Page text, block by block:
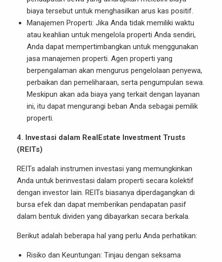
biaya tersebut untuk menghasilkan arus kas positif.
Manajemen Properti: Jika Anda tidak memiliki waktu
atau keahlian untuk mengelola properti Anda sendiri,
Anda dapat mempertimbangkan untuk menggunakan
jasa manajemen properti. Agen properti yang
berpengalaman akan mengurus pengelolaan penyewa,
perbaikan dan pemeliharaan, serta pengumpulan sewa.
Meskipun akan ada biaya yang terkait dengan layanan
ini, itu dapat mengurangi beban Anda sebagai pemilik
properti.
4. Investasi dalam RealEstate Investment Trusts
(REITs)
REITs adalah instrumen investasi yang memungkinkan
Anda untuk berinvestasi dalam properti secara kolektif
dengan investor lain. REITs biasanya diperdagangkan di
bursa efek dan dapat memberikan pendapatan pasif
dalam bentuk dividen yang dibayarkan secara berkala.
Berikut adalah beberapa hal yang perlu Anda perhatikan:
Risiko dan Keuntungan: Tinjau dengan seksama